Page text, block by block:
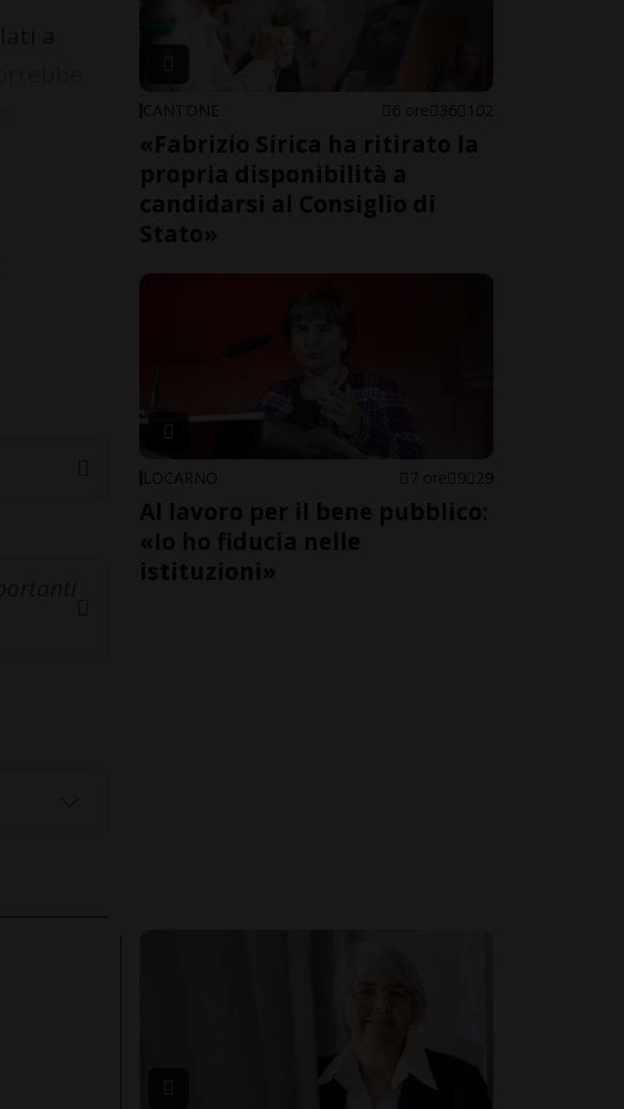
CANTONE 6 ore 36 102
«Fabrizio Sirica ha ritirato la
propria disponibilità a
candidarsi al Consiglio di
Stato»
LOCARNO 7 ore 9 29
Al lavoro per il bene pubblico:
«Io ho fiducia nelle
istituzioni»